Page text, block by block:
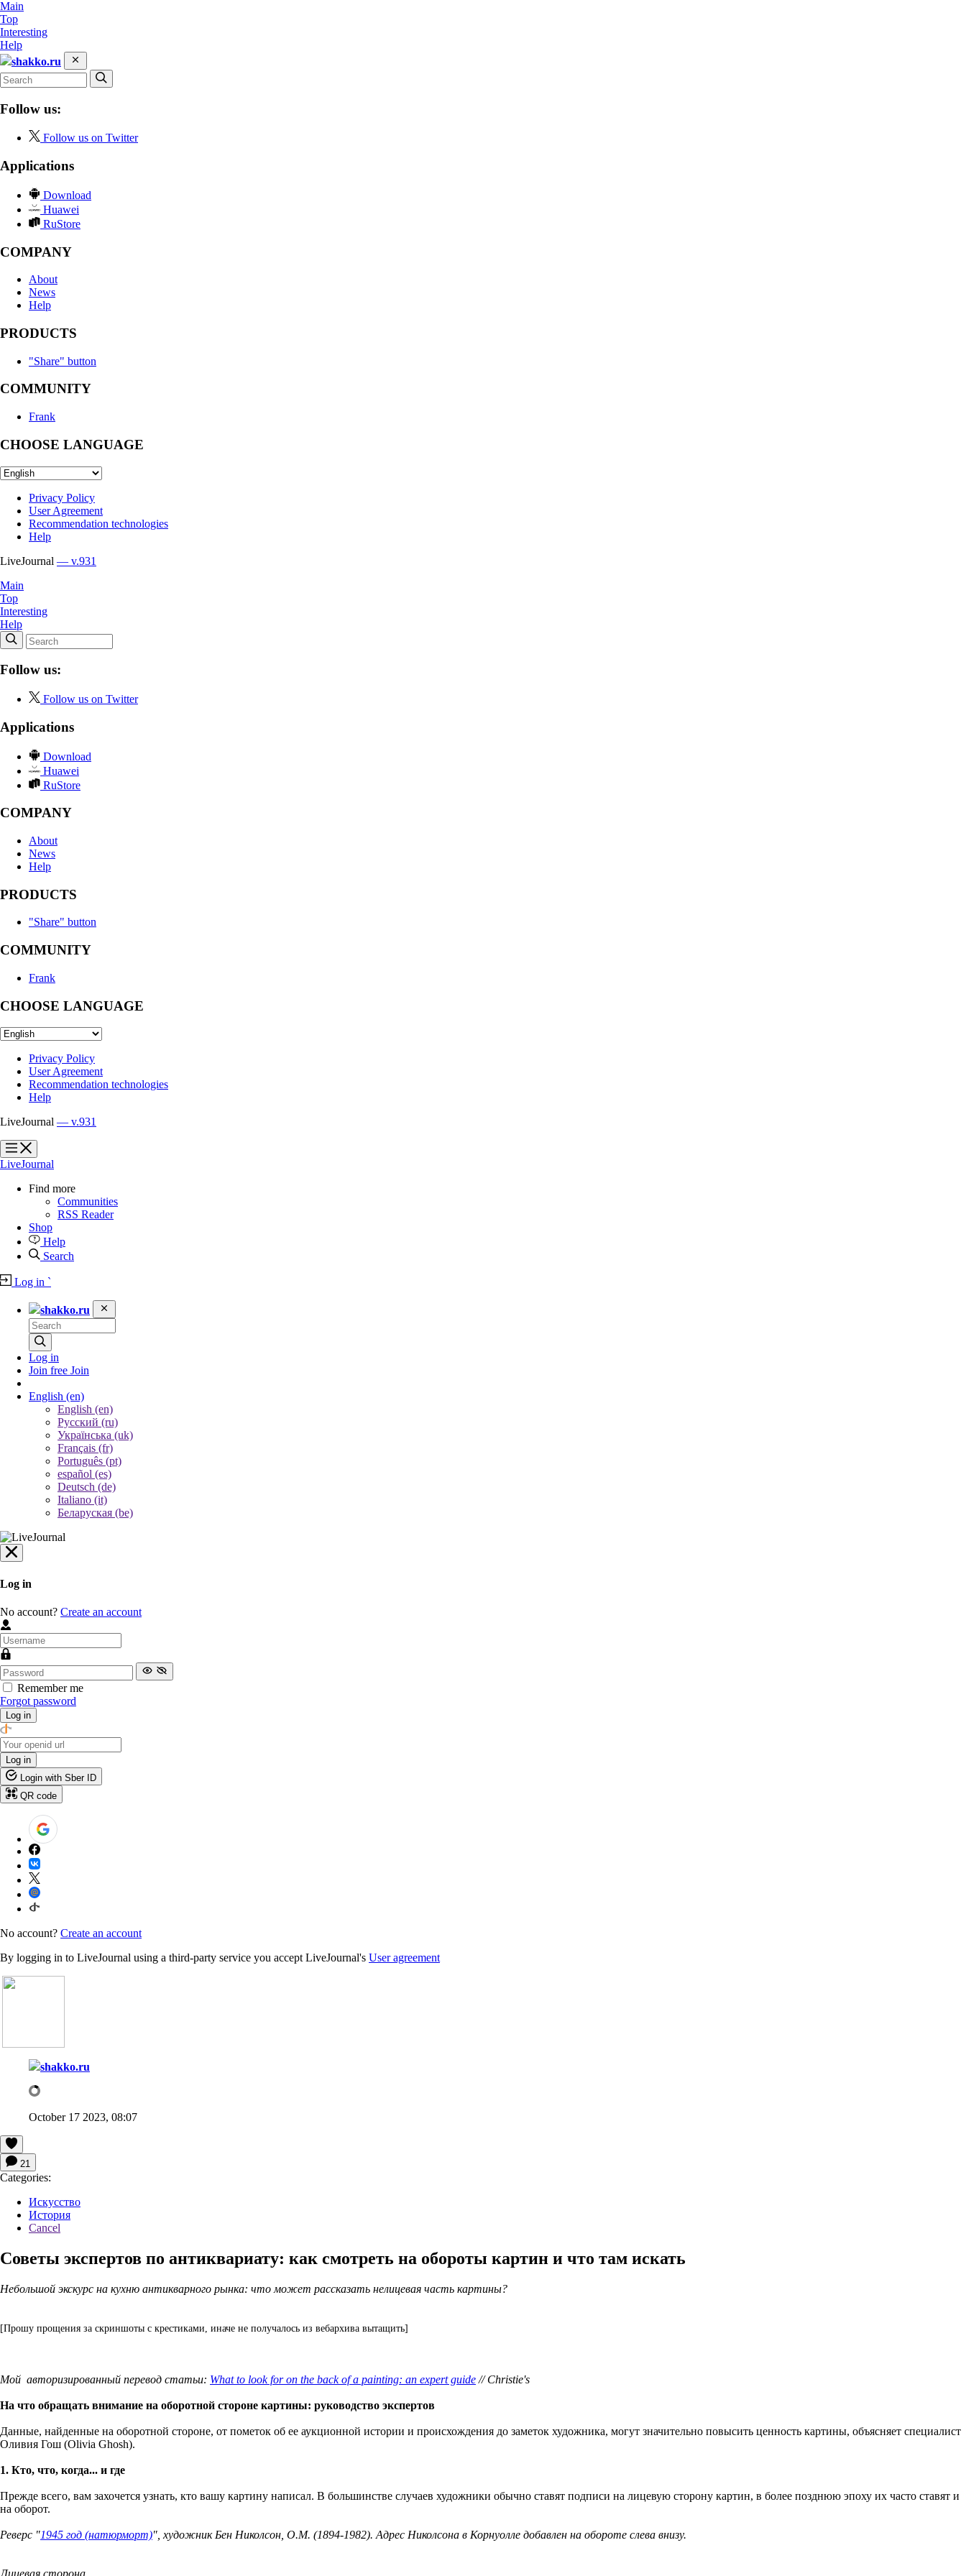
Main
Top
Interesting
Help
shakko.ru
Follow us:
Follow us on Twitter
Applications
Download
Huawei
RuStore
COMPANY
About
News
Help
PRODUCTS
"Share" button
COMMUNITY
Frank
CHOOSE LANGUAGE
Privacy Policy
User Agreement
Recommendation technologies
Help
LiveJournal — v.931
Main
Top
Interesting
Help
Follow us:
Follow us on Twitter
Applications
Download
Huawei
RuStore
COMPANY
About
News
Help
PRODUCTS
"Share" button
COMMUNITY
Frank
CHOOSE LANGUAGE
Privacy Policy
User Agreement
Recommendation technologies
Help
LiveJournal — v.931
?
?
LiveJournal
Find more
Communities
RSS Reader
Shop
Help
Search
Log in `
shakko.ru
Log in
Join free Join
English (en)
English (en)
Русский (ru)
Українська (uk)
Français (fr)
Português (pt)
español (es)
Deutsch (de)
Italiano (it)
Беларуская (be)
Log in
No account? Create an account
Remember me
Forgot password
Log in
Log in
Login with Sber ID
QR code
No account? Create an account
By logging in to LiveJournal using a third-party service you accept LiveJournal's User agreement
shakko.ru
October 17 2023, 08:07
21
Categories:
Искусство
История
Cancel
Советы экспертов по антиквариату: как смотреть на обороты картин и что там искать
Небольшой экскурс на кухню антикварного рынка: что может рассказать нелицевая часть картины?
[Прошу прощения за скриншоты с крестиками, иначе не получалось из вебархива вытащить]
Мой авторизированный перевод статьи: What to look for on the back of a painting: an expert guide // Christie's
На что обращать внимание на оборотной стороне картины: руководство экспертов
Данные, найденные на оборотной стороне, от пометок об ее аукционной истории и происхождения до заметок художника, могут значительно повысить ценность картины, объясняет специалист
Оливия Гош (Olivia Ghosh).
1. Кто, что, когда... и где
Прежде всего, вам захочется узнать, кто вашу картину написал. В большинстве случаев художники обычно ставят подписи на лицевую сторону картин, в более позднюю эпоху их часто ставят и
на оборот.
Реверс "1945 год (натюрморт)", художник Бен Николсон, О.М. (1894-1982). Адрес Николсона в Корнуолле добавлен на обороте слева внизу.
Лицевая сторона